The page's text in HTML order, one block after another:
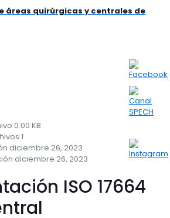
áreas quirúrgicas y centrales de
0.00 KB
1
diciembre 26, 2023
diciembre 26, 2023
ISO 17664